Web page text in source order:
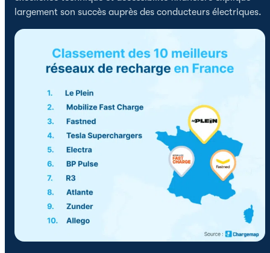
largement son succès auprès des conducteurs électriques.